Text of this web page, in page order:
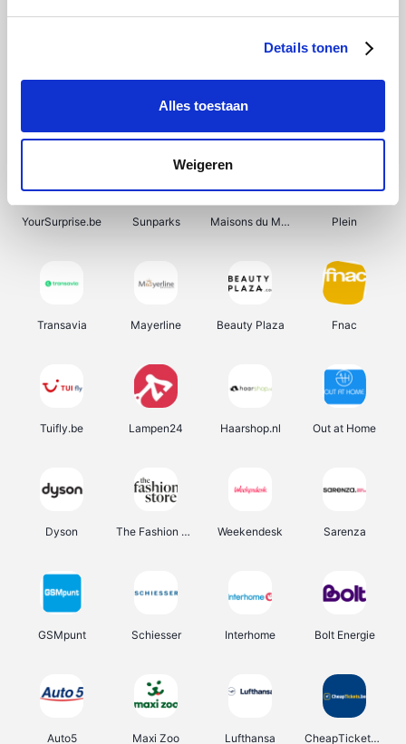
Details tonen
Alles toestaan
Weigeren
Shein Get Your Guide Bergfreunde Pazzox
YourSurprise.be Sunparks Maisons du Monde Plein
Transavia Mayerline Beauty Plaza Fnac
Tuifly.be Lampen24 Haarshop.nl Out at Home
Dyson The Fashion Store Weekendesk Sarenza
GSMpunt Schiesser Interhome Bolt Energie
Auto5 Maxi Zoo Lufthansa CheapTickets.be